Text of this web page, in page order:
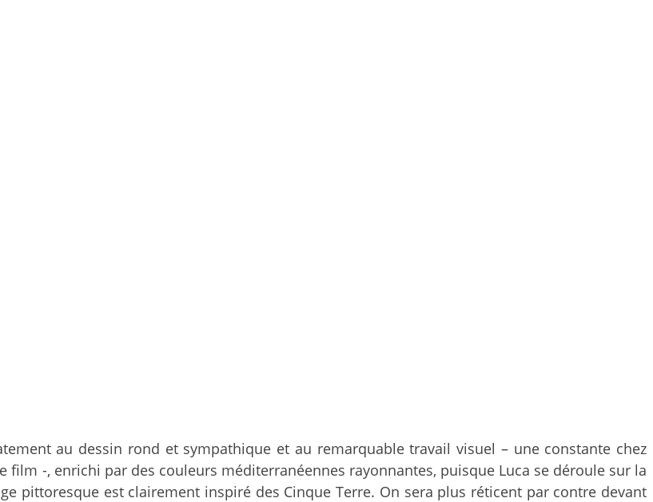
au dessin rond et sympathique et au remarquable travail visuel – une constante chez
film -, enrichi par des couleurs méditerranéennes rayonnantes, puisque Luca se déroule sur la
pittoresque est clairement inspiré des Cinque Terre. On sera plus réticent par contre devant